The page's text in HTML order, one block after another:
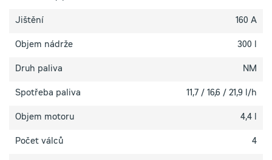
Jištění 160 A
Objem nádrže 300 l
Druh paliva NM
Spotřeba paliva 11,7 / 16,6 / 21,9 l/h
Objem motoru 4,4 l
Počet válců 4